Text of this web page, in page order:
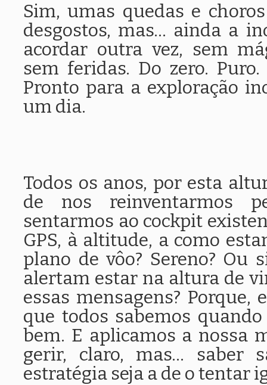
Sim, umas quedas e
desgostos, mas... ainda a
acordar outra vez, sem
sem feridas. Do zero.
Pronto para a exploração
um dia.
Todos os anos, por esta
de nos reinventarmos
sentarmos ao cockpit
GPS, à altitude, a como
plano de vôo? Sereno? Ou
alertam estar na altura de
essas mensagens? Porque,
que todos sabemos
bem. E aplicamos a nossa
gerir, claro, mas... saber
estratégia seja a de o tentar